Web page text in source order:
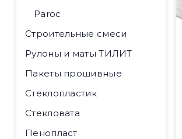
Paroc
Строительные смеси
Рулоны и маты ТИЛИТ
Пакеты прошивные
Стеклопластик
Стекловата
Пенопласт